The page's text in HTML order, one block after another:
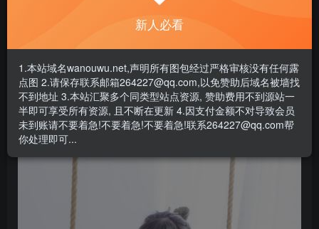
- 遇见解压密码不对、无法解压，请查看
- 资源失效/充值未到账/账号解禁...等问题请《提交工单》
铁板烧鬼舞高清合集图集
#小姐姐部分图片
新人必看
1.本站域名wanouwu.net,声明所有图包经过严格审核没有任何露
点图 2.请保存联系邮箱264227@qq.com,以免赞助后域名被墙找
不到地址 3.本站汇聚多个同类型站点资源, 赞助费用不到源站一
半即可享受所有资源, 且不断在更新 4.因支付金额不对导致会员
未到账请不要着急!不要着急!不要着急!联系264227@qq.com帮
你处理即可...